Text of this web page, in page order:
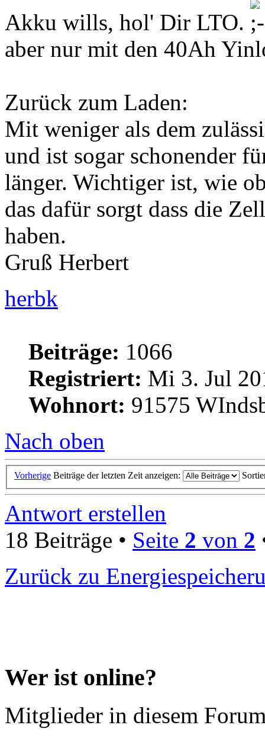
Akku wills, hol' Dir LTO.
aber nur mit den 40Ah
Zurück zum Laden:
Mit weniger als dem
und ist sogar schonender
länger. Wichtiger ist, wie
das dafür sorgt dass die
haben.
Gruß Herbert
herbk
Beiträge: 1066
Registriert: Mi 3. Jul
Wohnort: 91575
Nach oben
Vorherige Beiträge der letzten Zeit anzeigen:
Antwort erstellen
18 Beiträge • Seite 2 von 2
Zurück zu
Wer ist online?
Mitglieder in diesem